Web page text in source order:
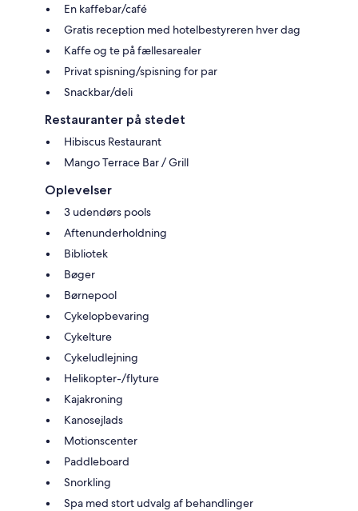
En kaffebar/café
Gratis reception med hotelbestyreren hver dag
Kaffe og te på fællesarealer
Privat spisning/spisning for par
Snackbar/deli
Restauranter på stedet
Hibiscus Restaurant
Mango Terrace Bar / Grill
Oplevelser
3 udendørs pools
Aftenunderholdning
Bibliotek
Bøger
Børnepool
Cykelopbevaring
Cykelture
Cykeludlejning
Helikopter-/flyture
Kajakroning
Kanosejlads
Motionscenter
Paddleboard
Snorkling
Spa med stort udvalg af behandlinger